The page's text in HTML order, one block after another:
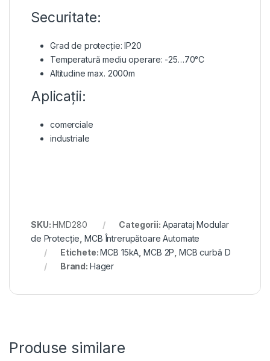
Securitate:
Grad de protecție: IP20
Temperatură mediu operare: -25…70°C
Altitudine max. 2000m
Aplicații:
comerciale
industriale
SKU:HMD280 Categorii: Aparataj Modular
de Protecție ,MCB Întrerupătoare Automate
Etichete:MCB 15kA ,MCB 2P MCB curbă D
Brand: Hager
Produse similare